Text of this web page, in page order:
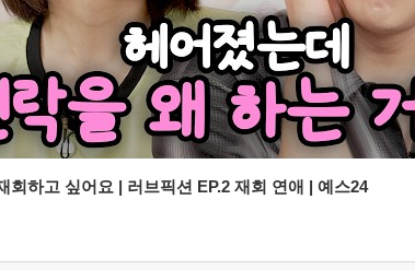
회하고 싶어요 | 러브픽션 EP.2 재회 연애 | 예스24